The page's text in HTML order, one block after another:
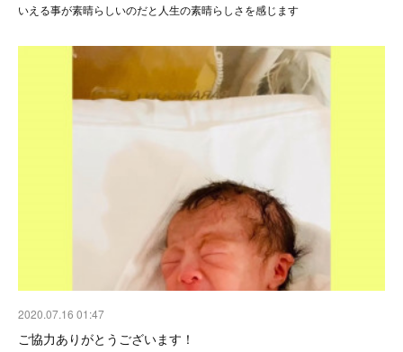
いえる事が素晴らしいのだと人生の素晴らしさを感じます
2020.07.16 01:47
ご協力ありがとうございます！